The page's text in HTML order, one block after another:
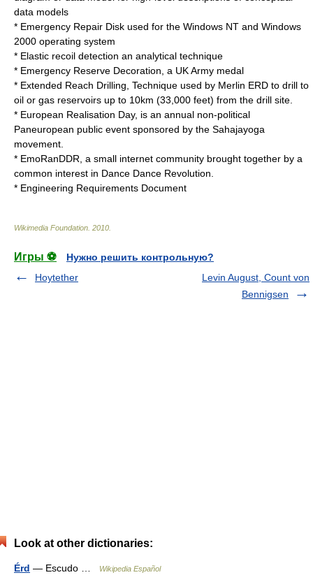
data models
* Emergency Repair Disk used for the Windows NT and Windows
2000 operating system
* Elastic recoil detection an analytical technique
* Emergency Reserve Decoration , a UK Army medal
* Extended Reach Drilling , Technique used by Merlin ERD to drill to
oil or gas reservoirs up to 10km (33,000 feet) from the drill site.
* European Realisation Day, is an annual non-political
Paneuropean public event sponsored by the Sahajayoga
movement.
* EmoRanDDR , a small internet community brought together by a
common interest in Dance Dance Revolution.
* Engineering Requirements Document
Wikimedia Foundation 2010
Игры ⚽
Нужно решить контрольную?
Hoytether
Levin August, Count von
Bennigsen
Look at other dictionaries:
Érd — Escudo … Wikipedia Español